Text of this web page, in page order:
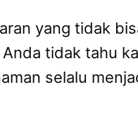
yang tidak
tidak tahu
selalu